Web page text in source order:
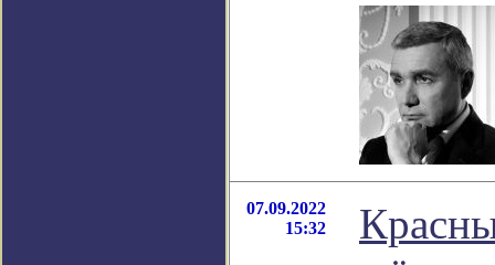
07.09.2022
15:32